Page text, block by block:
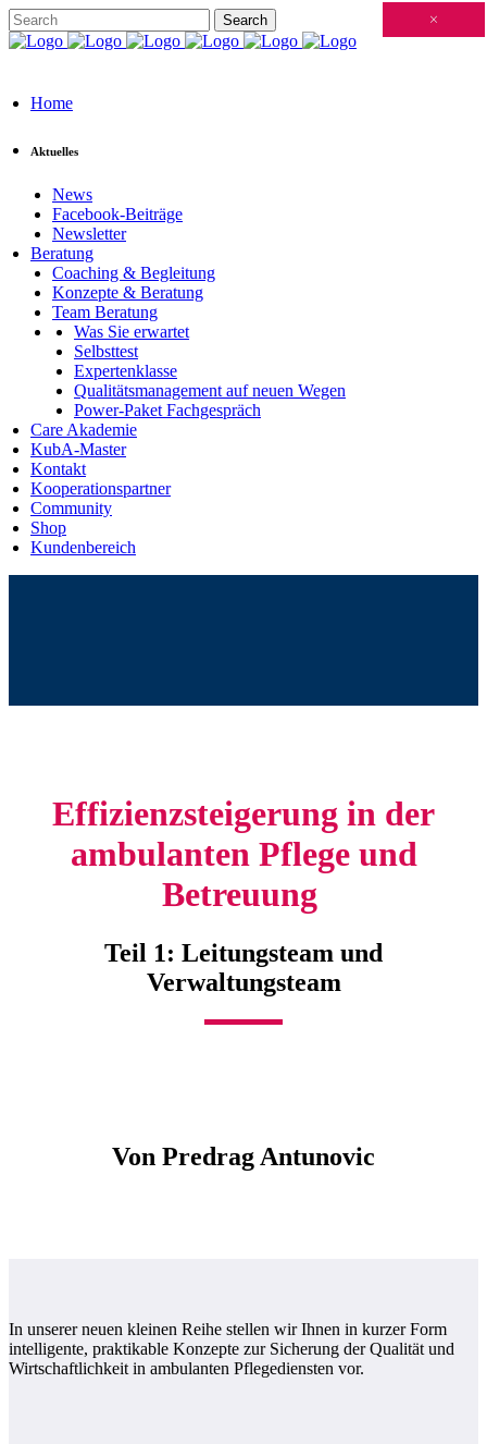
Home
Aktuelles
News
Facebook-Beiträge
Newsletter
Beratung
Coaching & Begleitung
Konzepte & Beratung
Team Beratung
Was Sie erwartet
Selbsttest
Expertenklasse
Qualitätsmanagement auf neuen Wegen
Power-Paket Fachgespräch
Care Akademie
KubA-Master
Kontakt
Kooperationspartner
Community
Shop
Kundenbereich
Effizienzsteigerung in der
ambulanten Pflege und
Betreuung
Teil 1: Leitungsteam und
Verwaltungsteam
Von Predrag Antunovic
In unserer neuen kleinen Reihe stellen wir Ihnen in kurzer Form
intelligente, praktikable Konzepte zur Sicherung der Qualität und
Wirtschaftlichkeit in ambulanten Pflegediensten vor.
Schließen
×
×
×
×
×
×
×
×
×
×
×
×
×
×
×
×
×
×
×
×
×
×
×
×
×
×
×
×
×
×
×
×
×
×
×
×
×
×
×
×
×
×
×
×
×
×
×
×
×
×
×
×
×
×
×
×
×
×
×
×
×
×
×
×
×
×
×
×
×
×
×
×
×
×
×
×